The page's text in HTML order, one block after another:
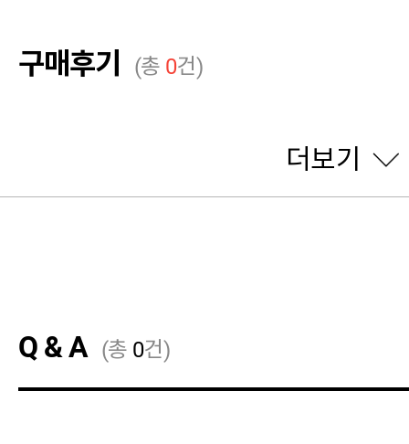
구매후기 (총 0건)
더보기
Q & A (총 0건)